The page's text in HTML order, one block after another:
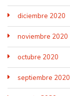
diciembre 2020
noviembre 2020
octubre 2020
septiembre 2020